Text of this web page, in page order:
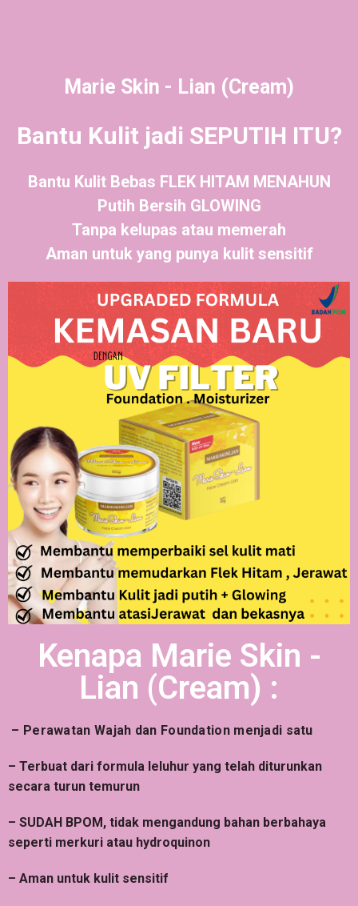
Marie Skin - Lian (Cream)
Bantu Kulit jadi SEPUTIH ITU?
Bantu Kulit Bebas FLEK HITAM MENAHUN
Putih Bersih GLOWING
Tanpa kelupas atau memerah
Aman untuk yang punya kulit sensitif
Kenapa Marie Skin -
Lian (Cream) :​
– Perawatan Wajah dan Foundation menjadi satu
– Terbuat dari formula leluhur yang telah diturunkan
secara turun temurun
– SUDAH BPOM, tidak mengandung bahan berbahaya
seperti merkuri atau hydroquinon
– Aman untuk kulit sensitif